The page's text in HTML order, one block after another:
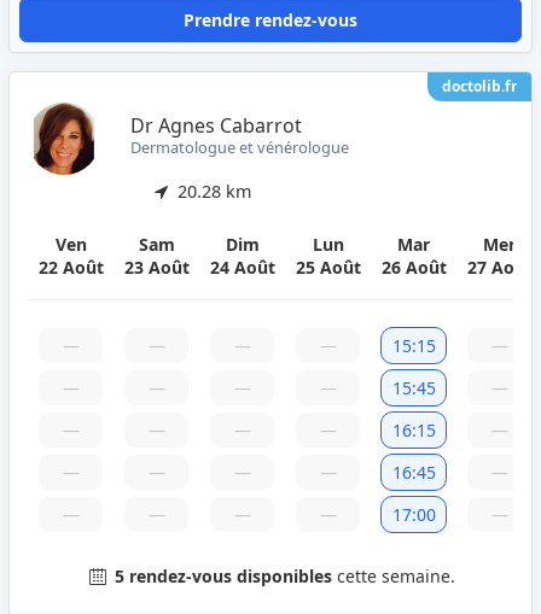
Prendre rendez-vous
doctolib.fr
Dr Agnes Cabarrot
Dermatologue et vénérologue
20.28 km
Ven
22 Août
Sam
23 Août
Dim
24 Août
Lun
25 Août
Mar
26 Août
Mer
27 Août
—
—
—
—
—
—
—
—
—
—
—
—
—
—
—
—
—
—
—
—
15:15
15:45
16:15
16:45
17:00
—
—
—
—
—
5 rendez-vous disponibles cette semaine.